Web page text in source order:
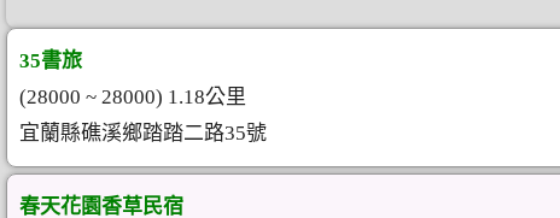
35書旅
(28000 ~ 28000) 1.18公里
宜蘭縣礁溪鄉踏踏二路35號
春天花園香草民宿